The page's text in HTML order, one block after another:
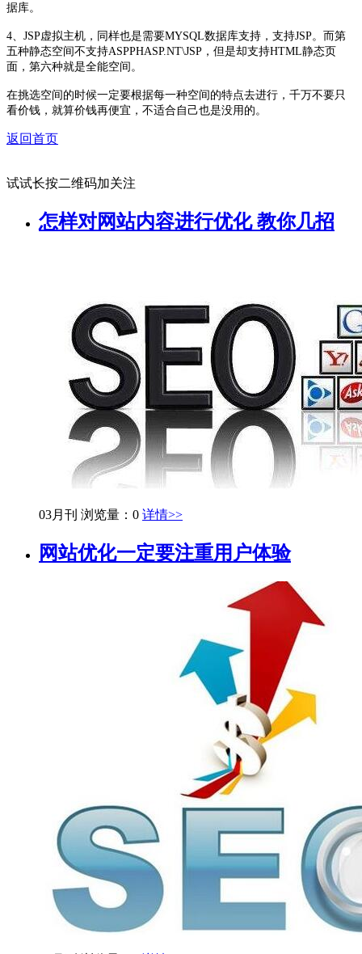
据库。
4、JSP虚拟主机，同样也是需要MYSQL数据库支持，支持JSP。而第
五种静态空间不支持ASPPHASP.NT\JSP，但是却支持HTML静态页
面，第六种就是全能空间。
在挑选空间的时候一定要根据每一种空间的特点去进行，千万不要只
看价钱，就算价钱再便宜，不适合自己也是没用的。
返回首页
试试长按二维码加关注
怎样对网站内容进行优化 教你几招
03月刊 浏览量：0 详情>>
网站优化一定要注重用户体验